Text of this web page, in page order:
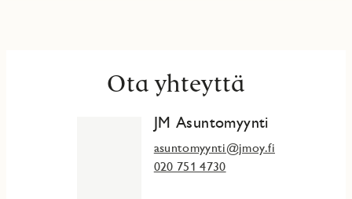
Ota yhteyttä
JM Asuntomyynti
asuntomyynti@jmoy.fi
020 751 4730